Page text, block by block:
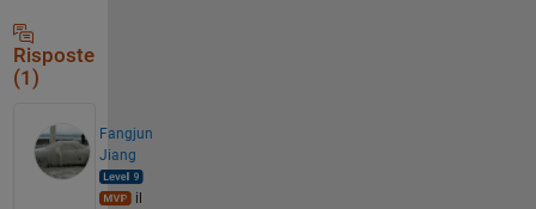
Risposte
(1)
Fangjun
Jiang
il